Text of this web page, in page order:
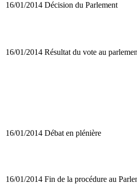
16/01/2014 Décision du Parlement
16/01/2014 Résultat du vote au
16/01/2014 Débat en plénière
16/01/2014 Fin de la procédure au